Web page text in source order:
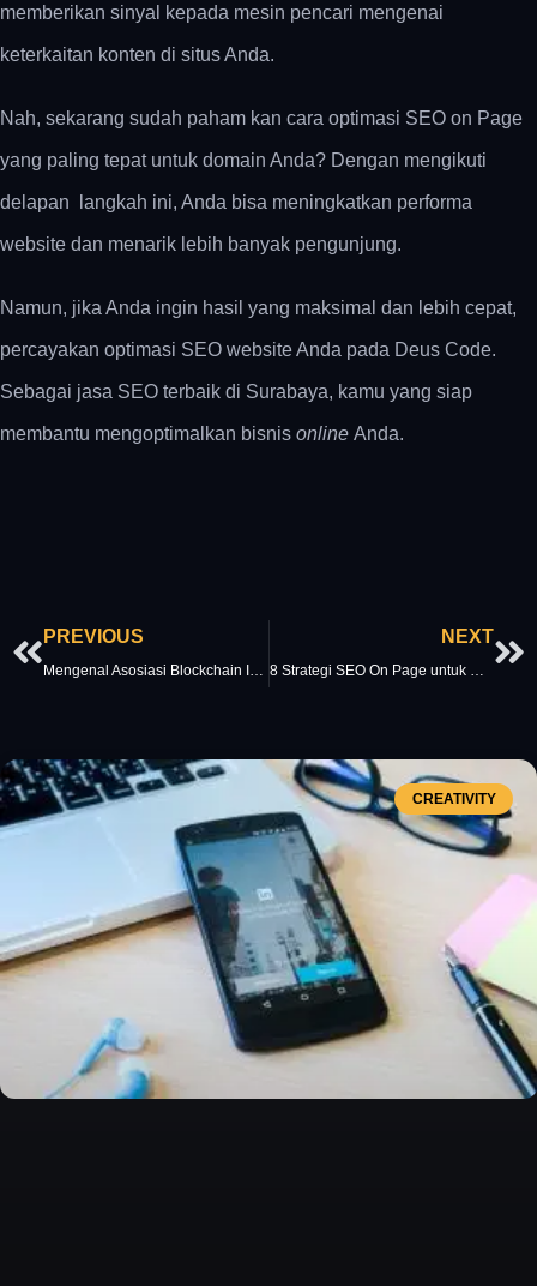
memberikan sinyal kepada mesin pencari mengenai
keterkaitan konten di situs Anda.
Nah, sekarang sudah paham kan cara optimasi SEO on Page
yang paling tepat untuk domain Anda? Dengan mengikuti
delapan langkah ini, Anda bisa meningkatkan performa
website dan menarik lebih banyak pengunjung.
Namun, jika Anda ingin hasil yang maksimal dan lebih cepat,
percayakan optimasi SEO website Anda pada Deus Code.
Sebagai jasa SEO terbaik di Surabaya, kamu yang siap
membantu mengoptimalkan bisnis online Anda.
Prev
PREVIOUS NEXT
CREATIVITY